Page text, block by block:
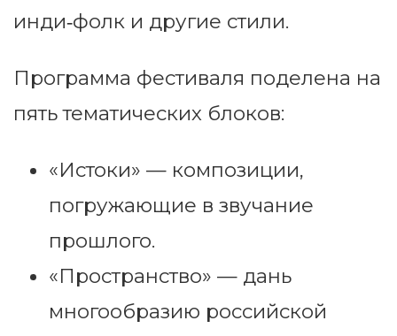
инди‑фолк и другие стили.
Программа фестиваля поделена на
пять тематических блоков:
«Истоки» — композиции,
погружающие в звучание
прошлого.
«Пространство» — дань
многообразию российской